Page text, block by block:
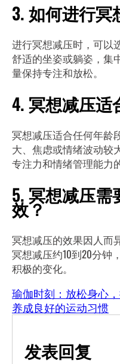
3. 如何进行冥
进行冥想减压时，可以
舒适的坐姿或躺姿，集
量保持专注和放松。
4. 冥想减压适
冥想减压适合任何年龄
大、焦虑或情绪波动较
专注力和情绪管理能力
5. 冥想减压
效？
冥想减压的效果因人而
冥想减压约10到20分钟
积极的变化。
瑜伽时刻：放松身心
养成良好的运动习惯
发表回复